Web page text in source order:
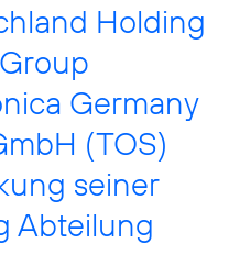
Holding
Germany
(TOS)
seiner
Abteilung